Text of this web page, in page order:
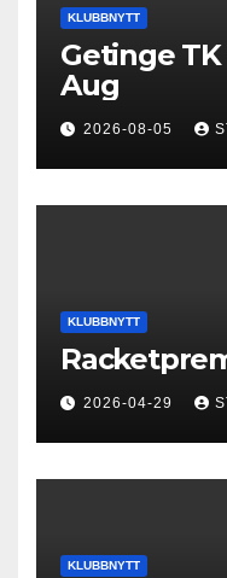
KLUBBNYTT
Getinge
Aug
2026-08-05
KLUBBNYTT
2026-04-29
KLUBBNYTT